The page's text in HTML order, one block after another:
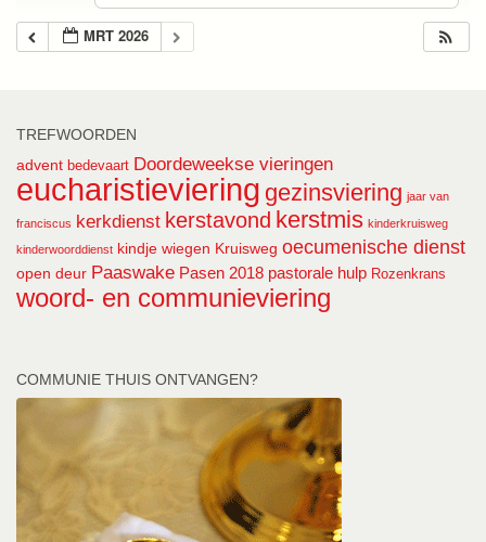
MRT 2026
TREFWOORDEN
advent bedevaart Doordeweekse vieringen
eucharistieviering gezinsviering jaar van
franciscus kerkdienst kerstavond kerstmis kinderkruisweg
kinderwoorddienst kindje wiegen Kruisweg oecumenische dienst
open deur Paaswake Pasen 2018 pastorale hulp Rozenkrans
woord- en communieviering
COMMUNIE THUIS ONTVANGEN?